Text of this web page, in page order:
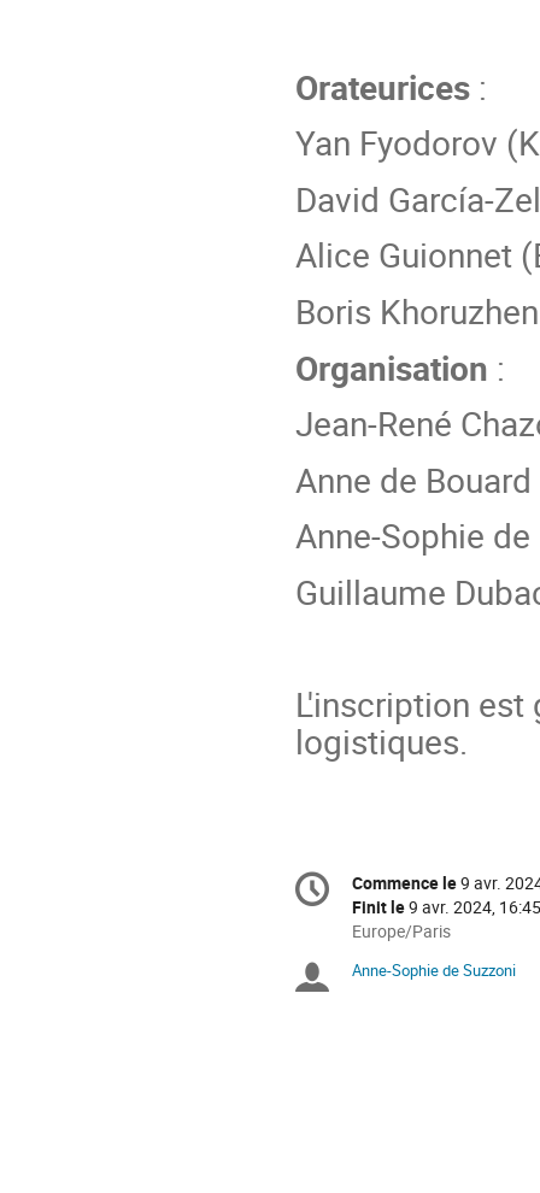
Orateurices :
Yan Fyodorov
David García-
Alice Guionnet
Boris
Organisation :
Jean-René
Anne de Bouard
Anne-Sophie
Guillaume
L'inscription
logistiques.
Information
de
conférence
Date/Heure
Commence le9 avr.
Finit le9 avr. 2024, 16:45
Toutes
horaires
Europe/Paris
Présidents
Anne-Sophie de Suzzoni